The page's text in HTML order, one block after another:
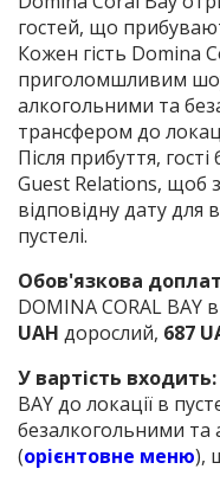
гостей, що
Кожен гість Domina
приголомшливим
алкогольними та
трансфером до
Після прибуття,
Guest Relations, щоб
відповідну дату для
пустелі.
Обов'язкова
DOMINA CORAL BAY
UAH дорослий, 687
У вартість входить:
BAY до локації в
безалкогольними
(орієнтовне меню),